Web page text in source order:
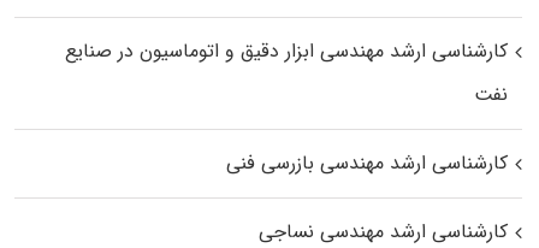
کارشناسی ارشد مهندسی ابزار دقیق و اتوماسیون در صنایع
نفت
کارشناسی ارشد مهندسی بازرسی فنی
کارشناسی ارشد مهندسی نساجی